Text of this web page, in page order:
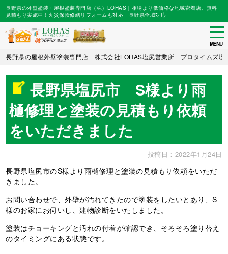
Skip
main
content
長野県の外壁塗装・屋根塗装専門店（株）LOHAS｜相場より低価格な地域密着店。無料
見積もり実施中！火災保険修繕リフォームも対応 長野県全域対応
MENU
長野県の屋根外壁塗装専門店 株式会社LOHAS塩尻営業所 プロタイムズ塩
長野県塩尻市 S様より雨
樋修理と塗装の見積もり依頼
をいただきました
投稿日：2022年1月24日
長野県塩尻市のS様より雨樋修理と塗装の見積もり依頼をいただ
きました。
お問い合わせで、外壁が汚れてきたので塗装をしたいとあり、S
様のお家にお伺いし、建物診断をいたしました。
塗装はチョーキングと汚れの付着が確認でき、そろそろ塗り替え
のタイミングにある状態です。